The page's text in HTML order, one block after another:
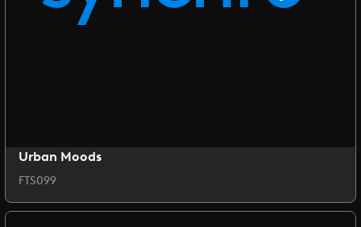
Urban Moods
FTS099